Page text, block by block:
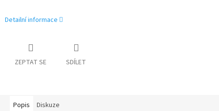
Detailní informace
ZEPTAT SE SDÍLET
Popis Diskuze